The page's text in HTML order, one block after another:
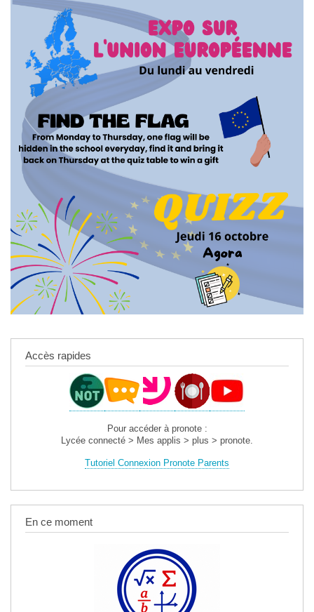
Accès rapides
Pour accéder à pronote :
Lycée connecté > Mes applis > plus > pronote.
Tutoriel Connexion Pronote Parents
En ce moment